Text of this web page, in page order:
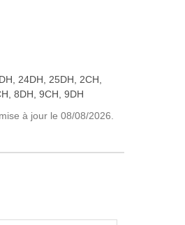
24DH, 25DH, 2CH,
8DH, 9CH, 9DH
à jour le 08/08/2026.